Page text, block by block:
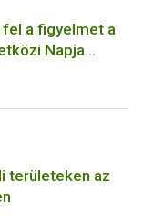
a figyelmet a
Napja
területeken az